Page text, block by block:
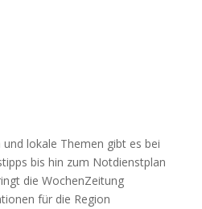
lokale Themen gibt es bei
bis hin zum Notdienstplan
die WochenZeitung
für die Region